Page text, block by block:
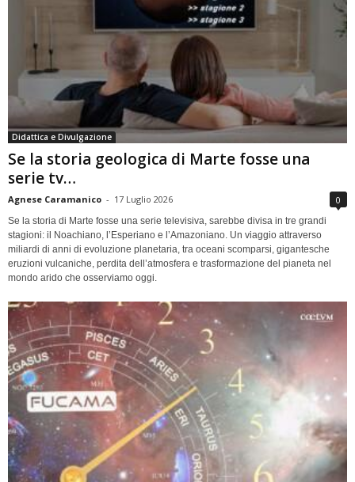
Didattica e Divulgazione
Se la storia geologica di Marte fosse una
serie tv…
Agnese Caramanico - 17 Luglio 2026 0
Se la storia di Marte fosse una serie televisiva, sarebbe divisa in tre grandi
stagioni: il Noachiano, l’Esperiano e l’Amazoniano. Un viaggio attraverso
miliardi di anni di evoluzione planetaria, tra oceani scomparsi, gigantesche
eruzioni vulcaniche, perdita dell’atmosfera e trasformazione del pianeta nel
mondo arido che osserviamo oggi.